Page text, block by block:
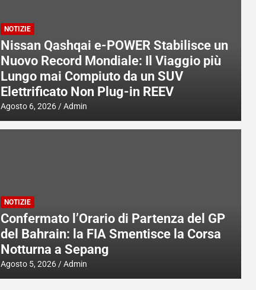
NOTIZIE
Nissan Qashqai e-POWER Stabilisce un
Nuovo Record Mondiale: Il Viaggio più
Lungo mai Compiuto da un SUV
Elettrificato Non Plug-in REEV
Agosto 6, 2026 Admin
NOTIZIE
Confermato l’Orario di Partenza del GP
del Bahrain: la FIA Smentisce la Corsa
Notturna a Sepang
Agosto 5, 2026 Admin